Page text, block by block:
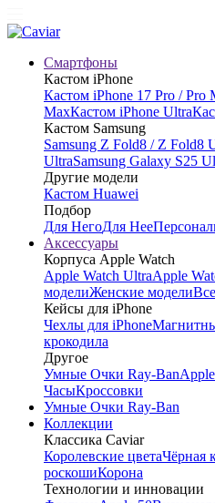
Смартфоны
Кастом iPhone
Кастом iPhone 17 Pro / Pro
MaxКастом iPhone Ultra
Кастом Samsung
Samsung Z Fold8 / Z Fold8
UltraSamsung Galaxy S25
Другие модели
Кастом Huawei
Подбор
Для НегоДля Нее
Аксессуары
Корпуса Apple Watch
Apple Watch UltraApple
моделиЖенские модели
Кейсы для iPhone
Чехлы для iPhone
крокодила
Другое
Умные Очки Ray-Ban
ЧасыКроссовки
Умные Очки Ray-Ban
Коллекции
Классика Caviar
Королевские цветаЧёрная
роскошиКорона
Технологии и инновации